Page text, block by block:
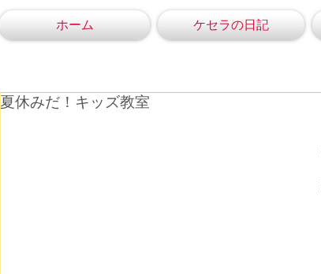
ホーム ケセラの日記
夏休みだ！キッズ教室